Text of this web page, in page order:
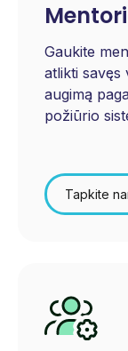
Gaukite
atlikti savęs
augimą
požiūrio
Tapkite